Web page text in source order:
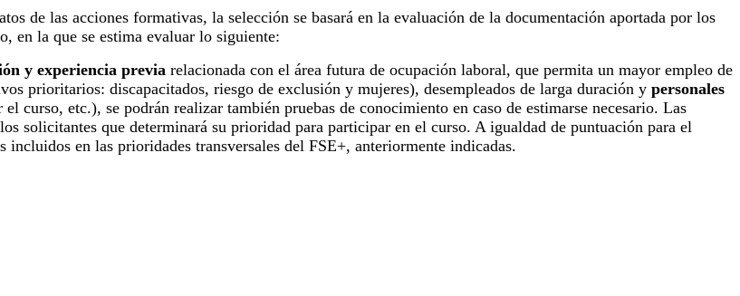
de las acciones formativas, la selección se basará en la evaluación de la documentación aportada por los
en la que se estima evaluar lo siguiente:
y experiencia previa relacionada con el área futura de ocupación laboral, que permita un mayor empleo de
prioritarios: discapacitados, riesgo de exclusión y mujeres), desempleados de larga duración y personales
etc.), se podrán realizar también pruebas de conocimiento en caso de estimarse necesario. Las
solicitantes que determinará su prioridad para participar en el curso. A igualdad de puntuación para el
en las prioridades transversales del FSE+, anteriormente indicadas.